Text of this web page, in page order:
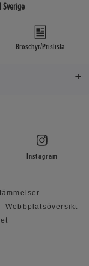
Sverige
Broschyr/Prislista
Instagram
Webbplatsöversikt